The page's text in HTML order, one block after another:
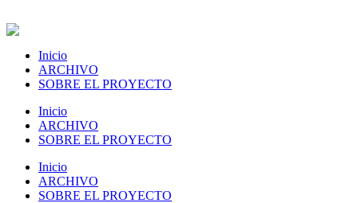
Inicio
ARCHIVO
SOBRE EL PROYECTO
Inicio
ARCHIVO
SOBRE EL PROYECTO
Inicio
ARCHIVO
SOBRE EL PROYECTO